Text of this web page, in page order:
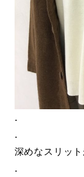
.
.
深めなスリッ
.